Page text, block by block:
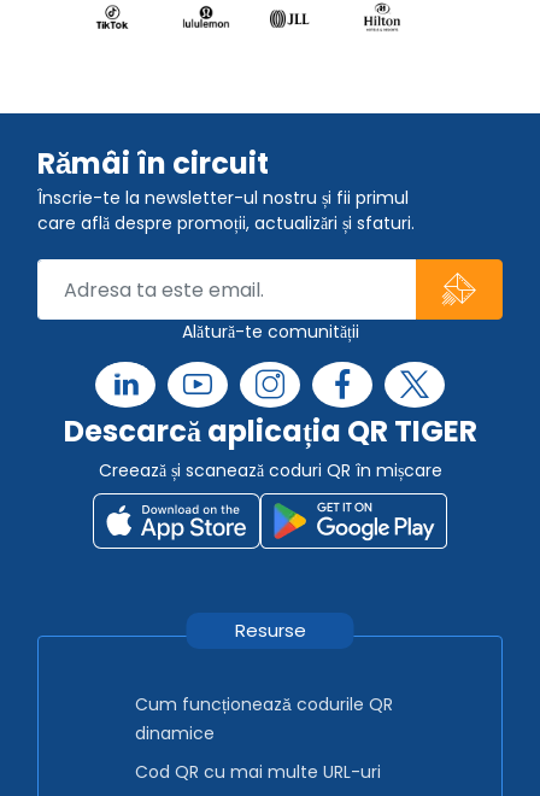
Rămâi în circuit
Înscrie-te la newsletter-ul nostru și fii primul
care află despre promoții, actualizări și sfaturi.
Alătură-te comunității
Descarcă aplicația QR TIGER
Creează și scanează coduri QR în mișcare
Resurse
Cum funcționează codurile QR
dinamice
Cod QR cu mai multe URL-uri